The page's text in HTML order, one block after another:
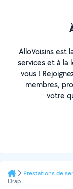
AlloVoisins est
services et à la
vous !
membres,
votre
Prestations de
Drap